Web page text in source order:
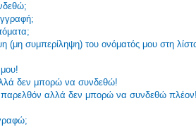
(μη συμπερίληψη) του ονόματός μου στη
δεν μπορώ να συνδεθώ!
αλλά δεν μπορώ να συνδεθώ